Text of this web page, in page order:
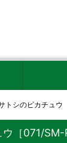
トシのピカチュ
ウ［071/SM-